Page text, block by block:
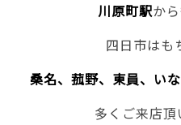
川原町駅か
四日市はも
桑名、菰野、東員、い
多くご来店